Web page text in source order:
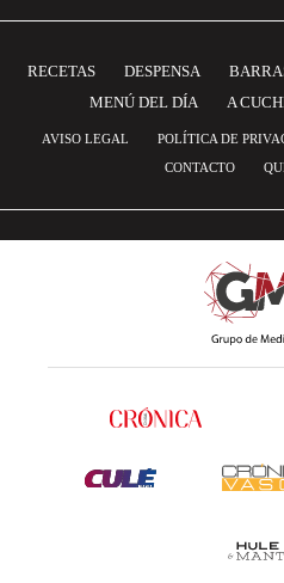
RECETAS DESPENSA
MENÚ DEL DÍA
A
AVISO LEGAL POLÍTICA DE
CONTACTO